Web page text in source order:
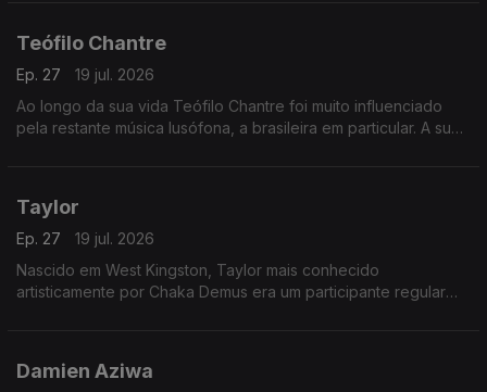
Teófilo Chantre
Ep. 27
19 jul. 2026
Ao longo da sua vida Teófilo Chantre foi muito influenciado
pela restante música lusófona, a brasileira em particular. A sua
Taylor
Ep. 27
19 jul. 2026
Nascido em West Kingston, Taylor mais conhecido
artisticamente por Chaka Demus era um participante regular
Damien Aziwa